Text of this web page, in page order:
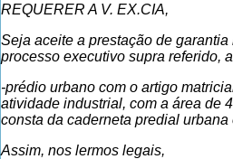
REQUERER A V. EX.CIA,
Seja aceite a prestação de
processo executivo supra referido,
-prédio urbano com o artigo
atividade industrial, com a área
consta da caderneta predial
Assim, nos lermos legais,